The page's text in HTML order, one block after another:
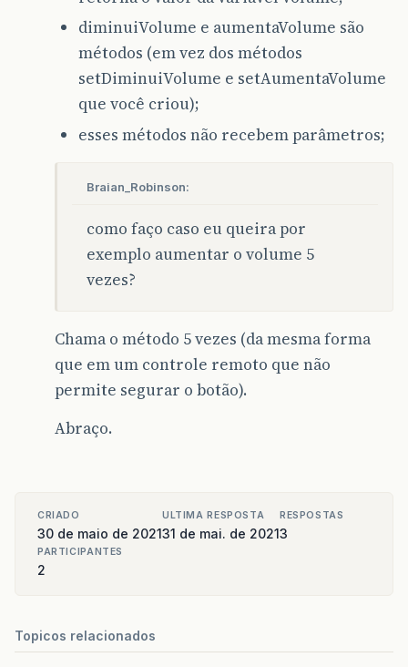
diminuiVolume e aumentaVolume são
métodos (em vez dos métodos
setDiminuiVolume e setAumentaVolume
que você criou);
esses métodos não recebem parâmetros;
Braian_Robinson:
como faço caso eu queira por
exemplo aumentar o volume 5
vezes?
Chama o método 5 vezes (da mesma forma
que em um controle remoto que não
permite segurar o botão).
Abraço.
CRIADO
30 de maio de 2021
ULTIMA RESPOSTA
31 de mai. de 2021
RESPOSTAS
3
PARTICIPANTES
2
Topicos relacionados